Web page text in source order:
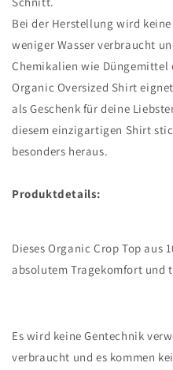
Bei der Herstellung wird
weniger Wasser verbraucht
Chemikalien wie Düngemittel
Organic Oversized Shirt
als Geschenk für deine
diesem einzigartigen Shirt
besonders heraus.
Produktdetails:
Dieses Organic Crop Top
absolutem Tragekomfort und
Es wird keine Gentechnik
verbraucht und es kommen